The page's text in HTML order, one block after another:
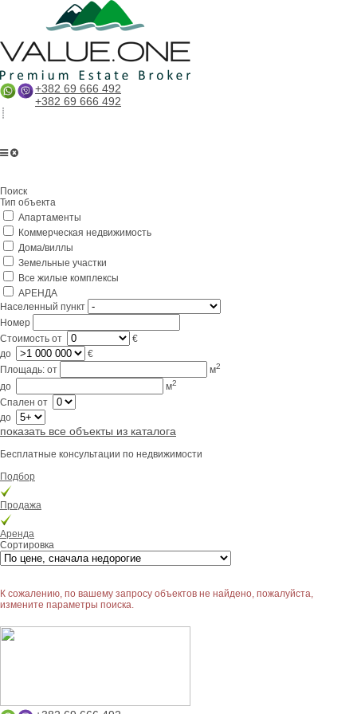
+382 69 666 492
+382 69 666 492
Lifestyle
Контакты
Поиск
Тип объекта
Апартаменты
Коммерческая недвижимость
Дома/виллы
Земельные участки
Все жилые комплексы
АРЕНДА
Населенный пункт
Номер
Стоимость от
€
до
€
Площадь: от м2
до м2
Спален от
до
показать все объекты из каталога
Бесплатные консультации по недвижимости
Подбор
Продажа
Аренда
Сортировка
К сожалению, по вашему запросу объектов не найдено, пожалуйста,
измените параметры поиска.